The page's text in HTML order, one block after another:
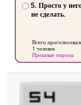
5. Просто у
не сделать.
Всего
1 человек
Прошлые опросы